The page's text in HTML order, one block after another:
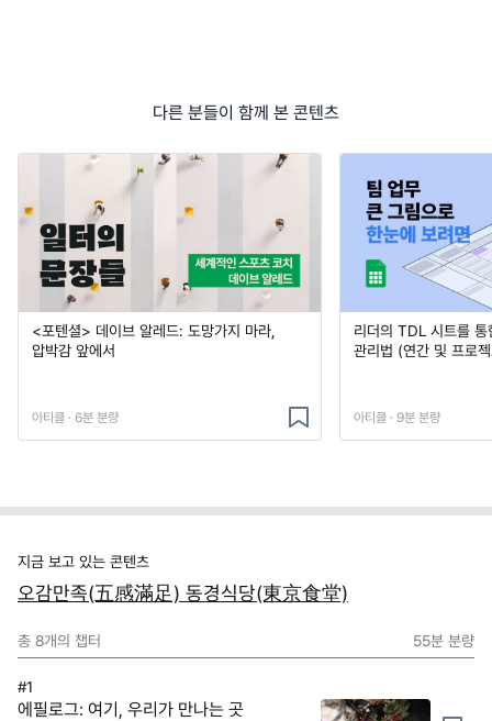
다른 분들이 함께 본 콘텐츠
<포텐셜> 데이브 알레드: 도망가지 마라,
압박감 앞에서
아티클 · 6분 분량
리더의 TDL 시트를
관리법 (연간 및 프로
아티클 · 9분 분량
지금 보고 있는 콘텐츠
오감만족(五感滿足) 동경식당(東京食堂)
총 8개의 챕터 55분 분량
#1
에필로그: 여기, 우리가 만나는 곳